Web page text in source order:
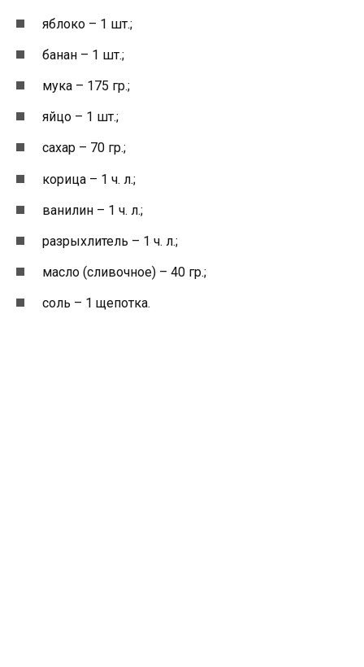
яблоко – 1 шт.;
банан – 1 шт.;
мука – 175 гр.;
яйцо – 1 шт.;
сахар – 70 гр.;
корица – 1 ч. л.;
ванилин – 1 ч. л.;
разрыхлитель – 1 ч. л.;
масло (сливочное) – 40 гр.;
соль – 1 щепотка.